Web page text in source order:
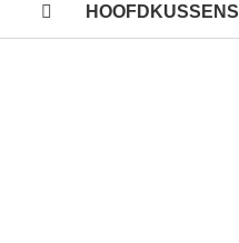
HOOFDKUSSENS